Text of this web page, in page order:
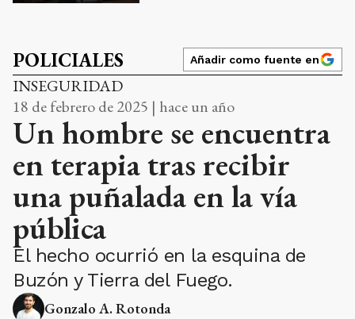
POLICIALES Añadir como fuente en
INSEGURIDAD
18 de febrero de 2025 | hace un año
Un hombre se encuentra
en terapia tras recibir
una puñalada en la vía
pública
El hecho ocurrió en la esquina de
Buzón y Tierra del Fuego.
Gonzalo A. Rotonda